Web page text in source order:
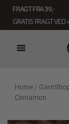
indholdet
FRAGT FRA 39, -
GRATIS FRAGT VED
Home /
Cinnamon